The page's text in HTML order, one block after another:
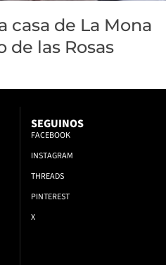
casa de La Mona
de las Rosas
SEGUINOS
FACEBOOK
INSTAGRAM
THREADS
PINTEREST
X